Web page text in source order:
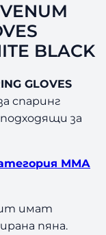
BLACK
GLOVES
спаринг
за
ММА
имат
пяна.